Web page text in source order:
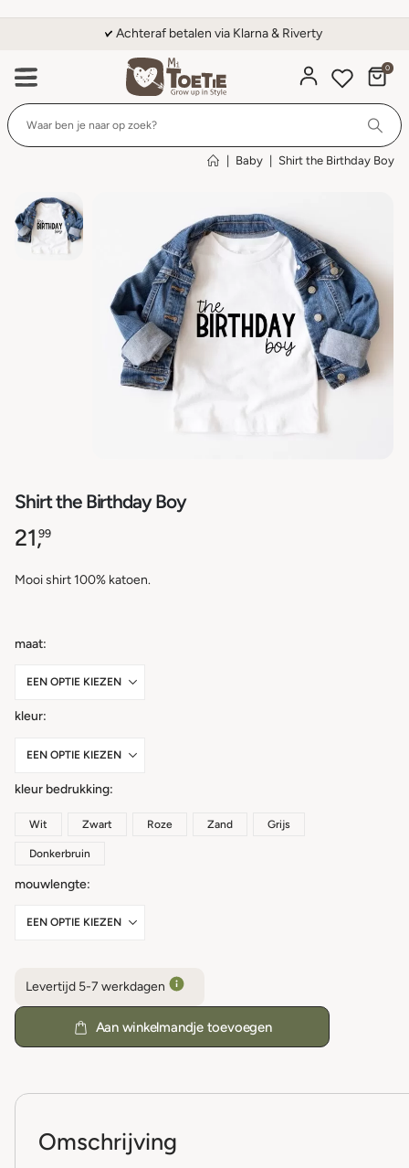
Achteraf betalen via Klarna & Riverty
0
Baby Shirt the Birthday Boy
Shirt the Birthday Boy
21,99
Mooi shirt 100% katoen.
maat
kleur
kleur bedrukking
Wit Zwart Roze Zand Grijs
Donkerbruin
mouwlengte
Levertijd 5-7 werkdagen
Aan winkelmandje toevoegen
Omschrijving